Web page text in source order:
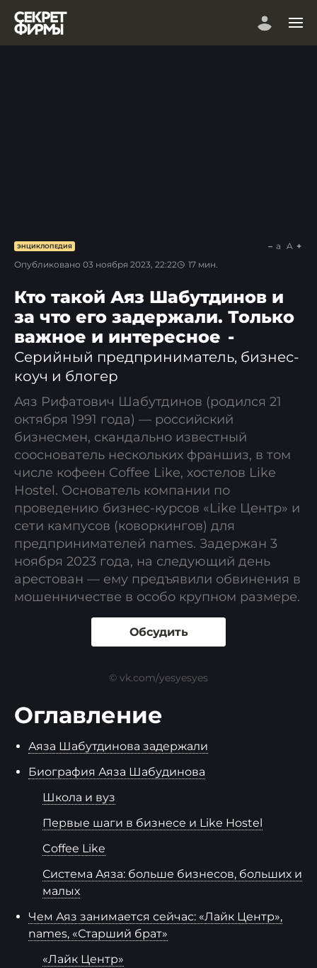
ЭНЦИКЛОПЕДИЯ
Опубликовано 03 ноября 2023, 22:22 17 мин.
a A
Кто такой Аяз Шабутдинов и
за что его задержали. Только
важное и интересное -
Серийный предприниматель, бизнес-
коуч и блогер
Аяз Рифатович Шабутдинов (родился 21
октября 1991 года) — российский
бизнесмен, скандально известный
сооснователь нескольких франшиз, в том
числе кофеен Coffee Like, хостелов Like
Hostel. Основатель компании по
проведению бизнес-курсов «Like Центр» и
сети кампусов (коворкингов) для
предпринимателей names. Задержан 3
ноября 2023 года, на следующий день
арестован — ему предъявили обвинения в
мошенничестве в особо крупном размере.
Обсудить
© vk.com/yesyesyes
Оглавление
Аяза Шабутдинова задержали
Биография Аяза Шабудинова
Школа и вуз
Первые шаги в бизнесе и Like Hostel
Coffee Like
Система Аяза: больше бизнесов, больших и
малых
Чем Аяз занимается сейчас: «Лайк Центр»,
names, «Старший брат»
«Лайк Центр»